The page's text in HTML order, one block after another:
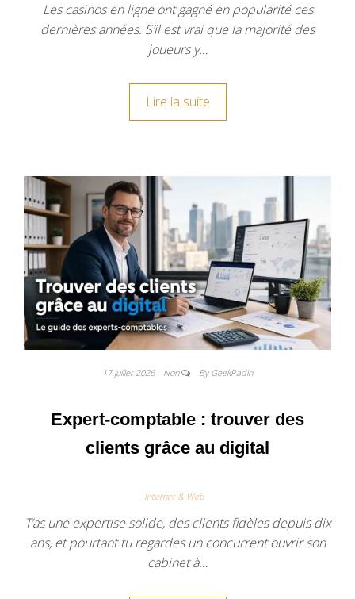
Les casinos en ligne ont gagné en popularité ces
dernières années. S’il est vrai que la majorité des
joueurs y…
Lire la suite
17 juillet 2026 Non By GeekRadin
Expert-comptable : trouver des
clients grâce au digital
Internet & Web
T’as une expertise solide, des clients fidèles depuis dix
ans, et pourtant tu regardes un concurrent ouvrir son
cabinet à…